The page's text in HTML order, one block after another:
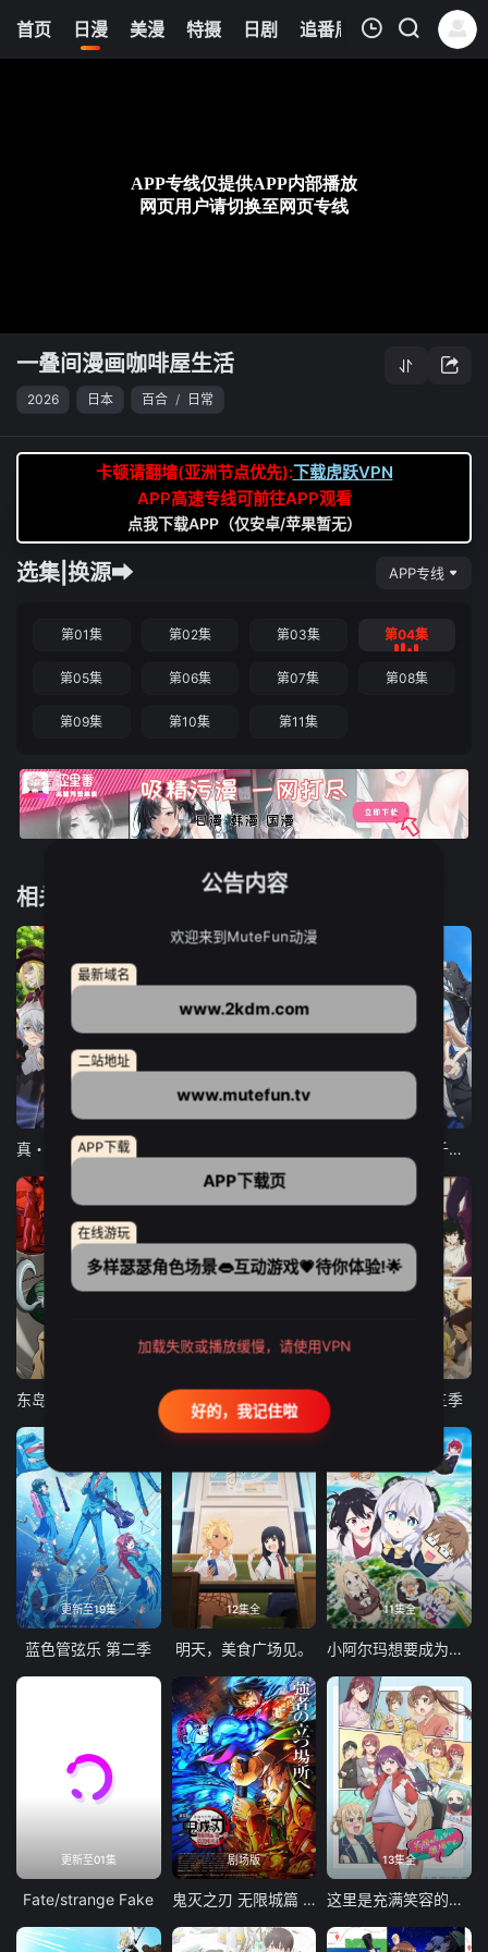
首页 日漫 美漫 特摄 日剧 追番周表 今日更新
0
清空
一叠间漫画咖啡屋生活
2026 日本 百合 / 日常
卡顿请翻墙(亚洲节点优先):下载虎跃VPN
APP高速专线可前往APP观看
点我下载APP（仅安卓/苹果暂无）
选集|换源➡ APP专线
第01集 第02集 第03集 第04集
第05集 第06集 第07集 第08集
第09集 第10集 第11集
相关推荐
12集全 13集全
弹珠汽水瓶里的千岁同学
古诺希亚 致不灭的你 第三季
更新至19集
蓝色管弦乐 第二季
12集全
明天，美食广场见。
11集全
小阿尔玛想要成为家人
更新至01集
Fate/strange Fake
剧场版
鬼灭之刃 无限城篇 第一章 猗窝座再袭
13集全
这里是充满笑容的职场。
公告内容
欢迎来到MuteFun动漫
最新域名
www.2kdm.com
二站地址
www.mutefun.tv
APP下载
APP下载页
在线游玩
多样瑟瑟角色场景👄互动游戏💗待你体验!🌟
加载失败或播放缓慢，请使用VPN
好的，我记住啦